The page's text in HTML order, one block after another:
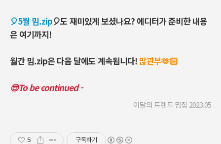
🎈5월 밈.zip🎈도 재미있게 보셨나요? 에디터가 준비한 내용
은 여기까지!
월간 밈.zip은 다음 달에도 계속됩니다! 많관부🫶🏻
😎To be continued -
이달의 트렌드 밈집 2023.05
5 구독하기